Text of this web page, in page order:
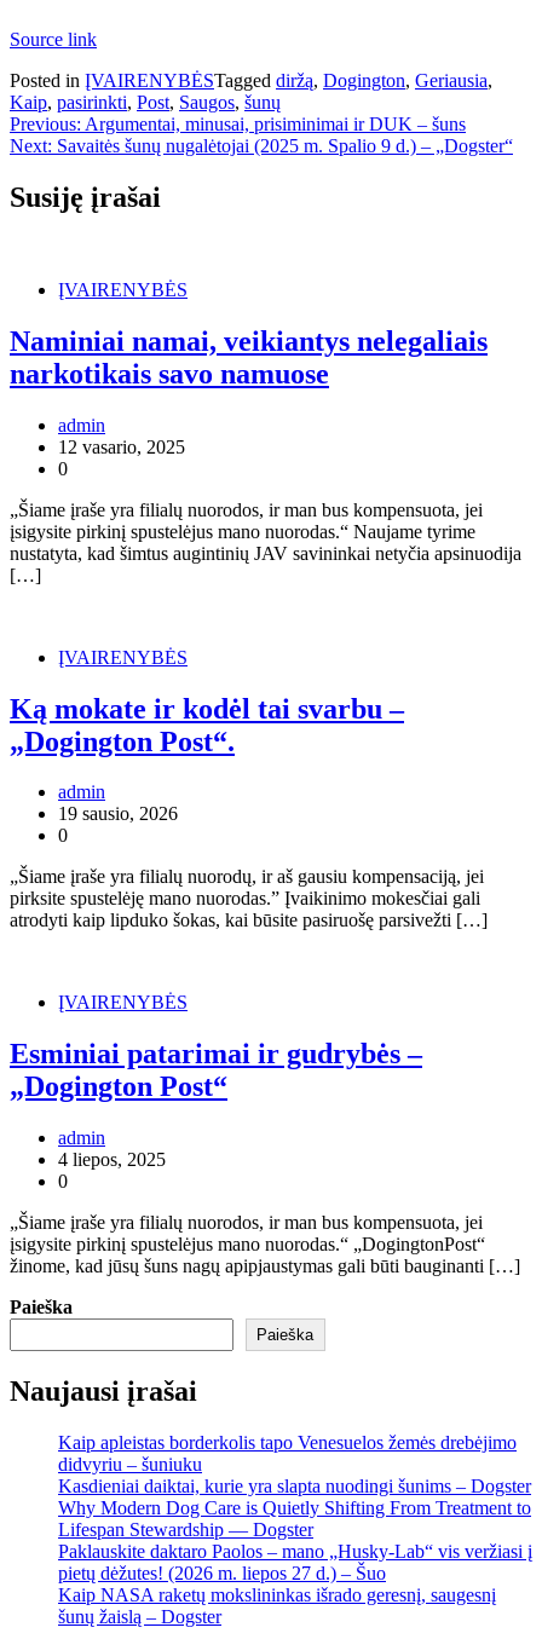
Source link
Posted in ĮVAIRENYBĖSTagged diržą, Dogington, Geriausia,
Kaip, pasirinkti, Post, Saugos, šunų
Navigacija
tarp
įrašų
Previous: Argumentai, minusai, prisiminimai ir DUK – šuns
Next: Savaitės šunų nugalėtojai (2025 m. Spalio 9 d.) – „Dogster“
Susiję įrašai
ĮVAIRENYBĖS
Naminiai namai, veikiantys nelegaliais
narkotikais savo namuose
admin
12 vasario, 2025
0
„Šiame įraše yra filialų nuorodos, ir man bus kompensuota, jei
įsigysite pirkinį spustelėjus mano nuorodas.“ Naujame tyrime
nustatyta, kad šimtus augintinių JAV savininkai netyčia apsinuodija
[…]
ĮVAIRENYBĖS
Ką mokate ir kodėl tai svarbu –
„Dogington Post“.
admin
19 sausio, 2026
0
„Šiame įraše yra filialų nuorodų, ir aš gausiu kompensaciją, jei
pirksite spustelėję mano nuorodas.” Įvaikinimo mokesčiai gali
atrodyti kaip lipduko šokas, kai būsite pasiruošę parsivežti […]
ĮVAIRENYBĖS
Esminiai patarimai ir gudrybės –
„Dogington Post“
admin
4 liepos, 2025
0
„Šiame įraše yra filialų nuorodos, ir man bus kompensuota, jei
įsigysite pirkinį spustelėjus mano nuorodas.“ „DogingtonPost“
žinome, kad jūsų šuns nagų apipjaustymas gali būti bauginanti […]
Paieška
Paieška
Naujausi įrašai
Kaip apleistas borderkolis tapo Venesuelos žemės drebėjimo
didvyriu – šuniuku
Kasdieniai daiktai, kurie yra slapta nuodingi šunims – Dogster
Why Modern Dog Care is Quietly Shifting From Treatment to
Lifespan Stewardship — Dogster
Paklauskite daktaro Paolos – mano „Husky-Lab“ vis veržiasi į
pietų dėžutes! (2026 m. liepos 27 d.) – Šuo
Kaip NASA raketų mokslininkas išrado geresnį, saugesnį
šunų žaislą – Dogster